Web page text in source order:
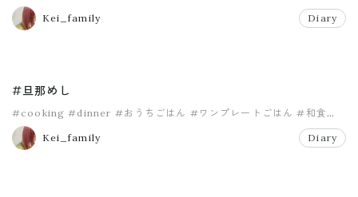
#タイ料理
Kei_family
Diary
#旦那めし
#cooking #dinner #おうちごはん #ワンプレートごはん #和食
#夜ごはん
Kei_family
Diary